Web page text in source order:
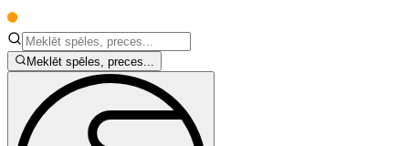
Meklēt spēles, preces...